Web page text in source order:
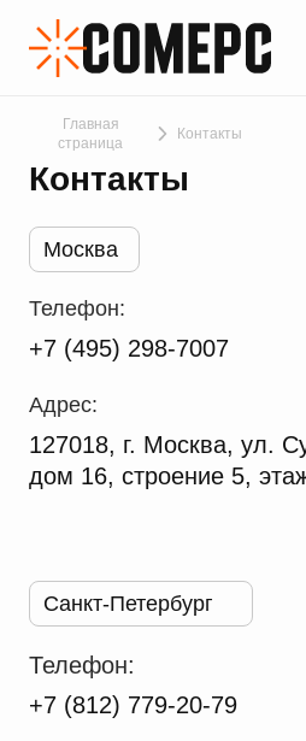
Санкт-Петербург
Москва
Контакты
Главная
страница
Контакты
Телефон:
+7 (495) 298-7007
Телефон:
+7 (812) 779-20-79
Адрес:
127018, г. Москва, ул.
дом 16, строение 5,